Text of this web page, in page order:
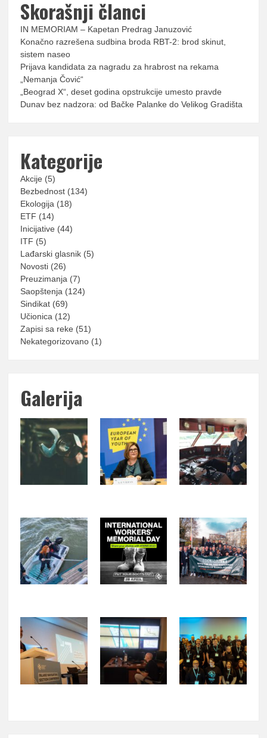
Skorašnji članci
IN MEMORIAM – Kapetan Predrag Januzović
Konačno razrešena sudbina broda RBT-2: brod skinut,
sistem naseo
Prijava kandidata za nagradu za hrabrost na rekama
„Nemanja Čović“
„Beograd X“, deset godina opstrukcije umesto pravde
Dunav bez nadzora: od Bačke Palanke do Velikog Gradišta
Kategorije
Akcije (5)
Bezbednost (134)
Ekologija (18)
ETF (14)
Inicijative (44)
ITF (5)
Lađarski glasnik (5)
Novosti (26)
Preuzimanja (7)
Saopštenja (124)
Sindikat (69)
Učionica (12)
Zapisi sa reke (51)
Nekategorizovano (1)
Galerija